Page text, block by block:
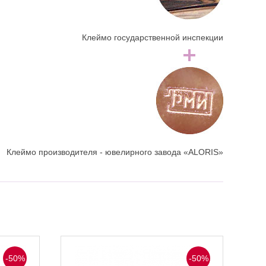
Клеймо государственной инспекции
Клеймо производителя - ювелирного завода «ALORIS»
-50% -50%